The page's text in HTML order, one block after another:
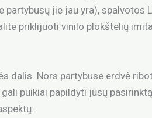
jie jau yra), spalvotos
priklijuoti vinilo plokštelių
dalis. Nors partybuse erdvė
puikiai papildyti jūsų